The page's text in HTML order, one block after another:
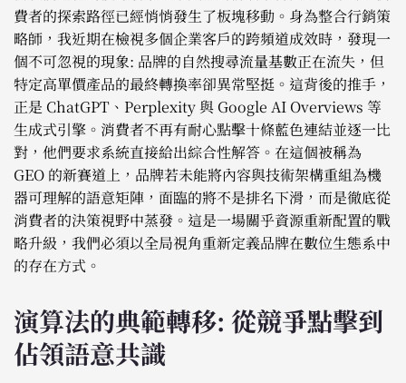
費者的探索路徑已經悄悄發生了板塊移動。身為整合行銷策
略師，我近期在檢視多個企業客戶的跨頻道成效時，發現一
個不可忽視的現象: 品牌的自然搜尋流量基數正在流失，但
特定高單價產品的最終轉換率卻異常堅挺。這背後的推手，
正是 ChatGPT、Perplexity 與 Google AI Overviews 等
生成式引擎。消費者不再有耐心點擊十條藍色連結並逐一比
對，他們要求系統直接給出綜合性解答。在這個被稱為
GEO 的新賽道上，品牌若未能將內容與技術架構重組為機
器可理解的語意矩陣，面臨的將不是排名下滑，而是徹底從
消費者的決策視野中蒸發。這是一場關乎資源重新配置的戰
略升級，我們必須以全局視角重新定義品牌在數位生態系中
的存在方式。
演算法的典範轉移: 從競爭點擊到
佔領語意共識